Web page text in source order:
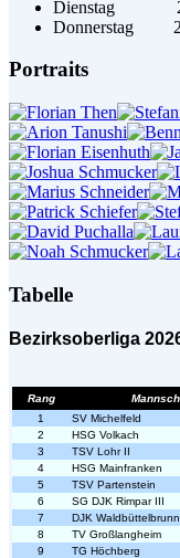
Dienstag
Donnerstag
Portraits
Tabelle
Bezirksoberliga
Rang
1
SV Michelfeld
2
HSG Volkach
3
TSV Lohr II
4
HSG Mainfranken
5
TSV Partenstein
6
SG DJK Rimpar III
7
DJK
8
TV Großlangheim
9
TG Höchberg